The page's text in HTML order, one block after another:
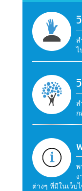
ไ
พ
ต่างๆ ที่มีในเว็บ